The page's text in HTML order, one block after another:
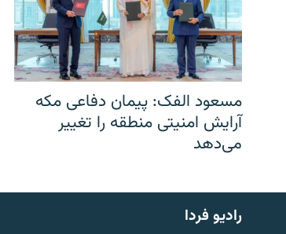
English
مسعود الفک: پیمان دفاعی مکه
آرایش امنیتی منطقه را تغییر
می‌دهد
رادیو فردا